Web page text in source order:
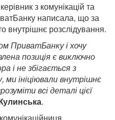
з комунікацій та
написала, що за
внутрішнє розслідування.
ПриватБанку і хочу
позиція є виключно
і не збігається з
ми ініціювали внутрішнє
всі деталі цієї
.